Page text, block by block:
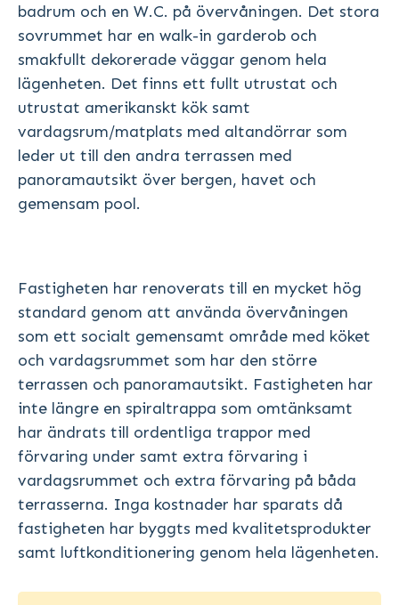
badrum och en W.C. på övervåningen. Det stora
sovrummet har en walk-in garderob och
smakfullt dekorerade väggar genom hela
lägenheten. Det finns ett fullt utrustat och
utrustat amerikanskt kök samt
vardagsrum/matplats med altandörrar som
leder ut till den andra terrassen med
panoramautsikt över bergen, havet och
gemensam pool.
Fastigheten har renoverats till en mycket hög
standard genom att använda övervåningen
som ett socialt gemensamt område med köket
och vardagsrummet som har den större
terrassen och panoramautsikt. Fastigheten har
inte längre en spiraltrappa som omtänksamt
har ändrats till ordentliga trappor med
förvaring under samt extra förvaring i
vardagsrummet och extra förvaring på båda
terrasserna. Inga kostnader har sparats då
fastigheten har byggts med kvalitetsprodukter
samt luftkonditionering genom hela lägenheten.